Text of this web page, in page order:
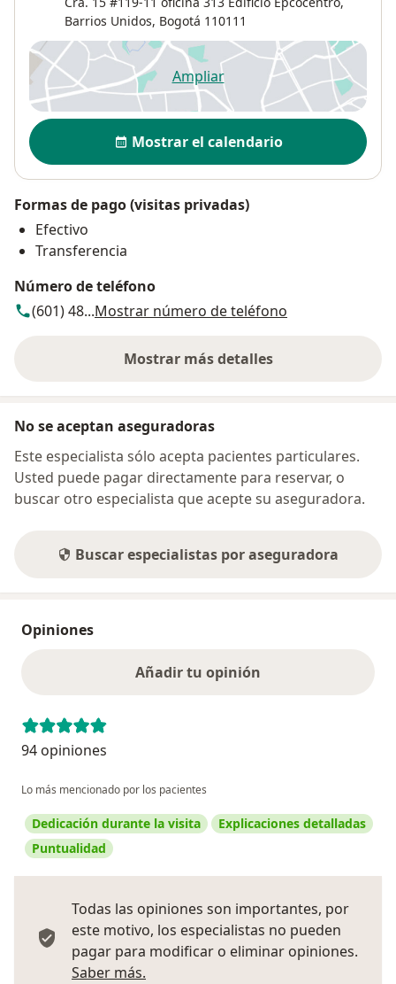
Barrios Unidos, Bogotá 110111
Ampliarse abre en una nueva
Disponibilidad
Mostrar el calendario
Formas de pago (visitas privadas)
Efectivo
Transferencia
Número de teléfono
(601) 48...Mostrar número de teléfono
Mostrar más detalles
sobre la dirección
No se aceptan aseguradoras
Este especialista sólo acepta pacientes particulares.
Usted puede pagar directamente para reservar, o
buscar otro especialista que acepte su aseguradora.
Buscar especialistas por aseguradora
Opiniones
Añadir tu opinión
94 opiniones
Lo más mencionado por los pacientes
Dedicación durante la visita
Explicaciones detalladas
Puntualidad
Todas las opiniones son importantes, por
este motivo, los especialistas no pueden
pagar para modificar o eliminar opiniones.
Saber más.